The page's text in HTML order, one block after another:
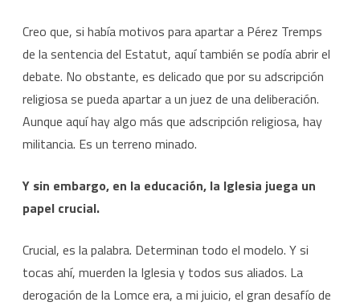
Creo que, si había motivos para apartar a Pérez Tremps
de la sentencia del Estatut, aquí también se podía abrir el
debate. No obstante, es delicado que por su adscripción
religiosa se pueda apartar a un juez de una deliberación.
Aunque aquí hay algo más que adscripción religiosa, hay
militancia. Es un terreno minado.
Y sin embargo, en la educación, la Iglesia juega un
papel crucial.
Crucial, es la palabra. Determinan todo el modelo. Y si
tocas ahí, muerden la Iglesia y todos sus aliados. La
derogación de la Lomce era, a mi juicio, el gran desafío de